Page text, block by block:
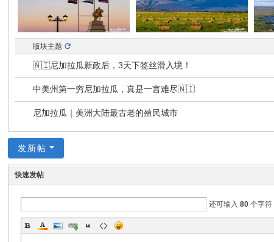
版块主题
🇳🇮尼加拉瓜新政后，3天下签丝滑入境！
中美州第一穷尼加拉瓜，真是一言难尽🇳🇮
尼加拉瓜｜美洲大陆最古老的殖民城市
发新帖
快速发帖
还可输入80 个字符